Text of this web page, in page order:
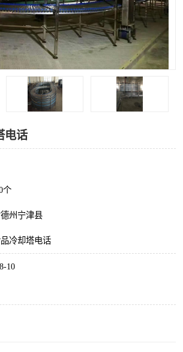
电话
个
州宁津县
冷却塔电话
10
食品螺旋塔
木材撕碎机
金属撕碎机